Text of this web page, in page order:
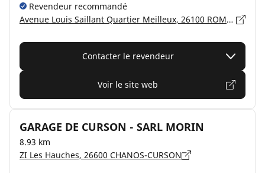
Revendeur recommandé
Avenue Louis Saillant Quartier Meilleux, 26100 ROMANS SUR ISERE
Contacter le revendeur
Voir le site web
GARAGE DE CURSON - SARL MORIN
8.93 km
ZI Les Hauches, 26600 CHANOS-CURSON